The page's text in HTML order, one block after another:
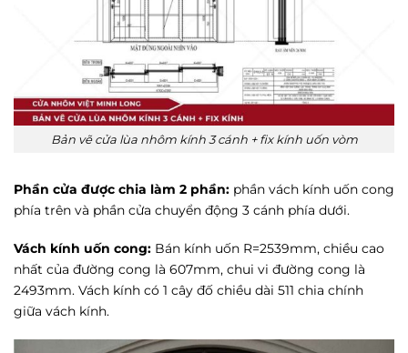
Bản vẽ cửa lùa nhôm kính 3 cánh + fix kính uốn vòm
Phần cửa được chia làm 2 phần: phần vách kính uốn cong
phía trên và phần cửa chuyển động 3 cánh phía dưới.
Vách kính uốn cong: Bán kính uốn R=2539mm, chiều cao
nhất của đường cong là 607mm, chui vi đường cong là
2493mm. Vách kính có 1 cây đố chiều dài 511 chia chính
giữa vách kính.